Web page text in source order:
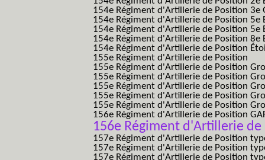
154e Régiment d'Artillerie de Position 3e
154e Régiment d'Artillerie de Position 5e
154e Régiment d'Artillerie de Position 5e
154e Régiment d'Artillerie de Position 8e
154e Régiment d'Artillerie de Position
155e Régiment d'Artillerie de Position
155e Régiment d'Artillerie de Position
155e Régiment d'Artillerie de Position
155e Régiment d'Artillerie de Position
155e Régiment d'Artillerie de Position
155e Régiment d'Artillerie de Position
156e Régiment d'Artillerie de Position
156e Régiment d'Artillerie
157e Régiment d'Artillerie de Position
157e Régiment d'Artillerie de Position
157e Régiment d'Artillerie de Position